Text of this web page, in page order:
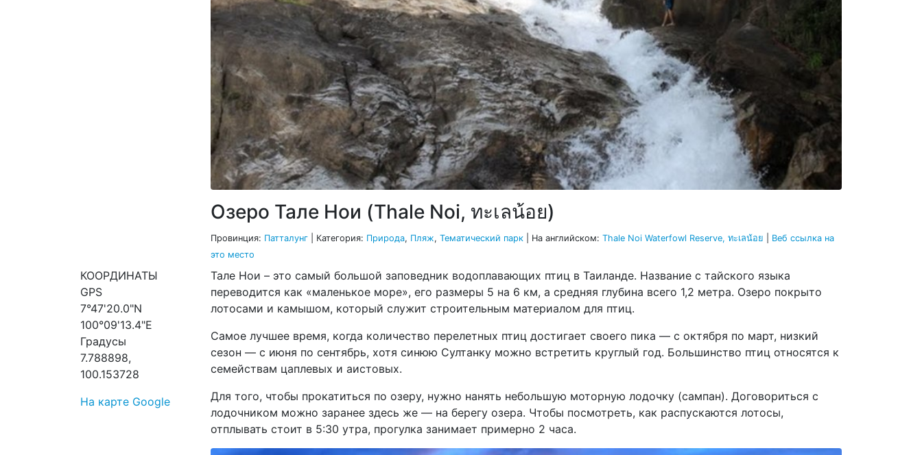
Озеро Тале Нои (Thale Noi, ทะเลน้อย)
Провинция: Патталунг Категория: Природа, Пляж, Тематический парк | На английском: Thale Noi Waterfowl Reserve, ทะเลน้อย
Веб ссылка на
это место
КООРДИНАТЫ
GPS
7°47'20.0"N
100°09'13.4"E
Градусы
7.788898,
100.153728
На карте Google
Тале Нои – это самый большой заповедник водоплавающих птиц в Таиланде. Название с тайского языка
переводится как «маленькое море», его размеры 5 на 6 км, а средняя глубина всего 1,2 метра. Озеро покрыто
лотосами и камышом, который служит строительным материалом для птиц.
Самое лучшее время, когда количество перелетных птиц достигает своего пика — с октября по март, низкий
сезон — с июня по сентябрь, хотя синюю Султанку можно встретить круглый год. Большинство птиц относятся к
семействам цаплевых и аистовых.
Для того, чтобы прокатиться по озеру, нужно нанять небольшую моторную лодочку (сампан). Договориться с
лодочником можно заранее здесь же — на берегу озера. Чтобы посмотреть, как распускаются лотосы,
отплывать стоит в 5:30 утра, прогулка занимает примерно 2 часа.